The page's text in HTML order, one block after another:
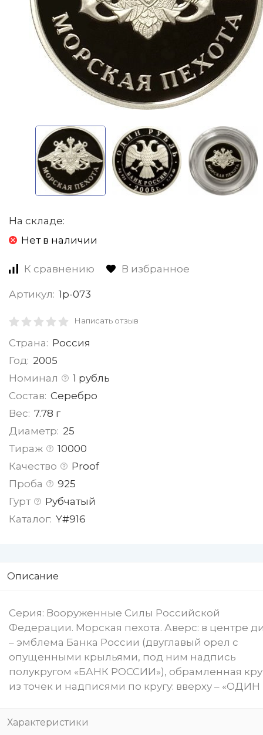
На складе:
Нет в наличии
К сравнению В избранное
Артикул: 1р-073
Написать отзыв
Страна: Россия
Год: 2005
Номинал
1 рубль
Состав: Серебро
Вес: 7.78 г
Диаметр: 25
Тираж
10000
Качество
Proof
Проба
925
Гурт
Рубчатый
Каталог: Y#916
Описание
Серия: Вооруженные Силы Российской
Федерации. Морская пехота. Аверс: в центре
– эмблема Банка России (двуглавый орел с
опущенными крыльями, под ним надпись
полукругом «БАНК РОССИИ»), обрамленная
из точек и надписями по кругу: вверху – «ОДИН
Характеристики